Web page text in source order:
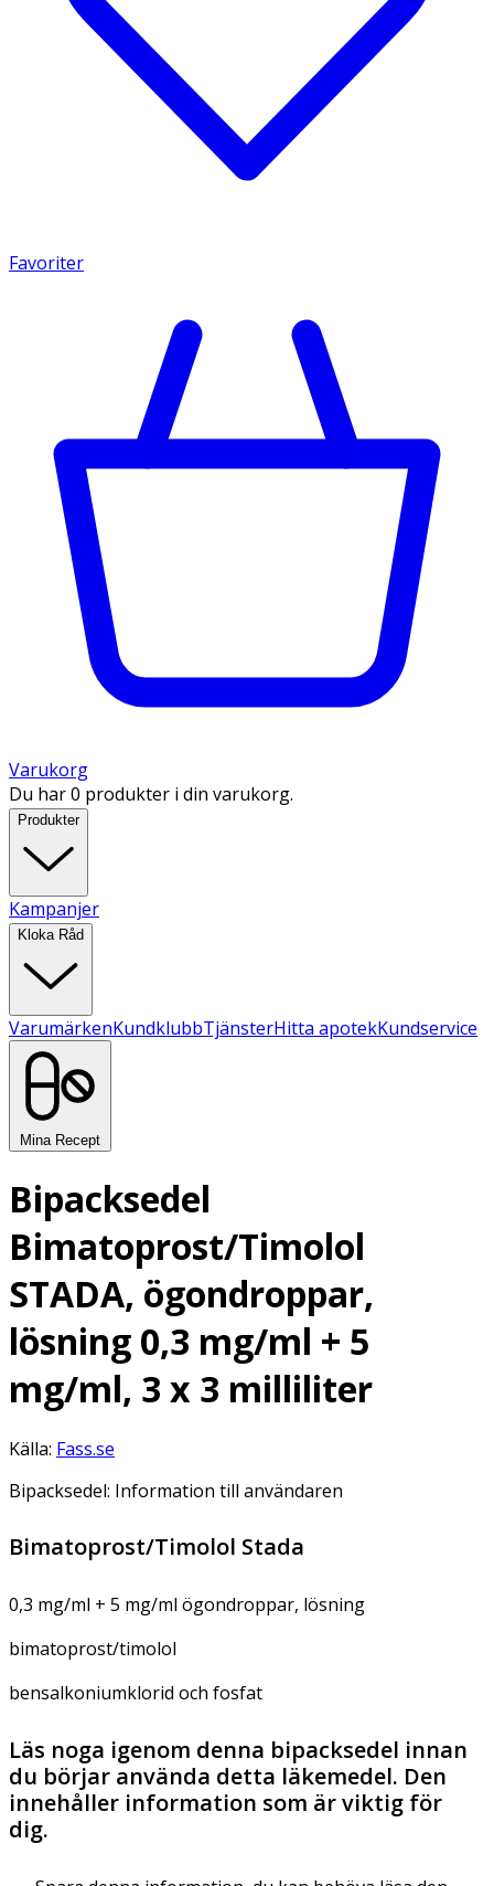
Favoriter
Varukorg
Du har 0 produkter i din varukorg.
Produkter
Kampanjer
Kloka Råd
VarumärkenKundklubbTjänsterHitta apotekKundservice
Mina Recept
Bipacksedel
Bimatoprost/Timolol
STADA, ögondroppar,
lösning 0,3 mg/ml + 5
mg/ml, 3 x 3 milliliter
Källa: Fass.se
Bipacksedel: Information till användaren
Bimatoprost/Timolol Stada
0,3 mg/ml + 5 mg/ml ögondroppar, lösning
bimatoprost/timolol
bensalkoniumklorid och fosfat
Läs noga igenom denna bipacksedel innan
du börjar använda detta läkemedel. Den
innehåller information som är viktig för
dig.